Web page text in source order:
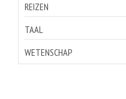
REIZEN
TAAL
WETENSCHAP